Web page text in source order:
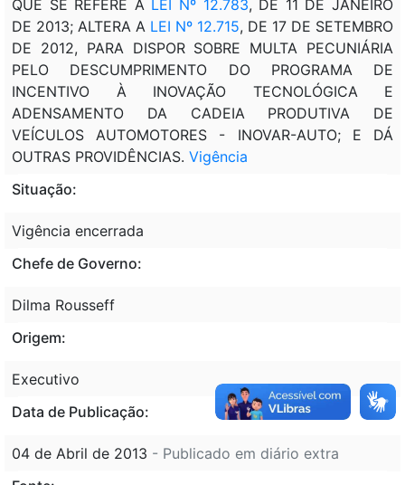
QUE SE REFERE A LEI Nº 12.783, DE 11 DE JANEIRO
DE 2013; ALTERA A LEI Nº 12.715, DE 17 DE SETEMBRO
DE 2012, PARA DISPOR SOBRE MULTA PECUNIÁRIA
PELO DESCUMPRIMENTO DO PROGRAMA DE
INCENTIVO À INOVAÇÃO TECNOLÓGICA E
ADENSAMENTO DA CADEIA PRODUTIVA DE
VEÍCULOS AUTOMOTORES - INOVAR-AUTO; E DÁ
OUTRAS PROVIDÊNCIAS. Vigência
Situação:
Vigência encerrada
Chefe de Governo:
Dilma Rousseff
Origem:
Executivo
Data de Publicação:
04 de Abril de 2013 - Publicado em diário extra